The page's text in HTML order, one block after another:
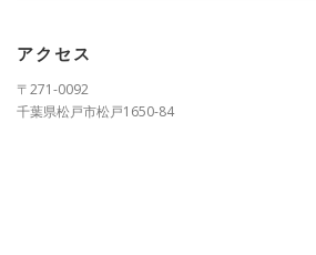
アクセス
〒271-0092
千葉県松戸市松戸1650-84